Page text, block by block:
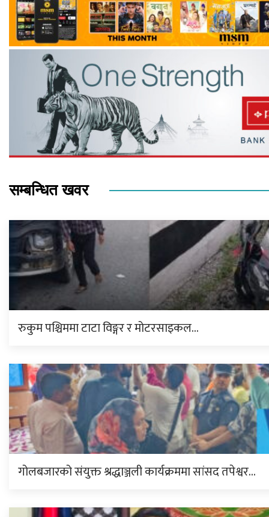
सम्बन्धित खवर
रुकुम पश्चिममा टाटा विङ्गर र मोटरसाइकल…
गोलबजारको संयुक्त श्रद्धाञ्जली कार्यक्रममा सांसद तपेश्वर…